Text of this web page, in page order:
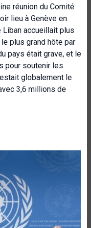
réunion du Comité
lieu à Genève en
Liban accueillait plus
plus grand hôte par
pays était grave, et le
pour soutenir les
globalement le
3,6 millions de